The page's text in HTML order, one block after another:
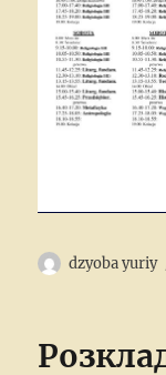
Author
dzyoba yuriy